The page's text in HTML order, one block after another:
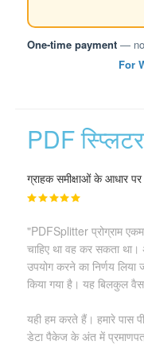
One-time payment —
For
PDF
ग्राहक समीक्षाओं के आधार
"PDFSplitter प्रोग्राम
चाहिए था वह कर सकता
उपयोग करने का निर्णय लिया
किया गया है। यह बिलकुल
यही हम करते हैं। हमारे पास
डेटा पैकेज के अंत में